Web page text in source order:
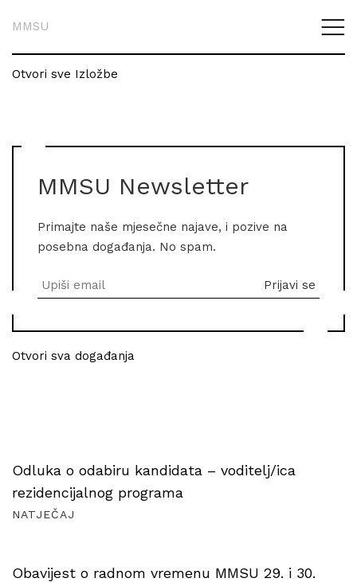
MMSU
Otvori sve Izložbe
MMSU Newsletter
Primajte naše mjesečne najave, i pozive na
posebna događanja. No spam.
Otvori sva događanja
Odluka o odabiru kandidata – voditelj/ica
rezidencijalnog programa
NATJEČAJ
Obavijest o radnom vremenu MMSU 29. i 30.